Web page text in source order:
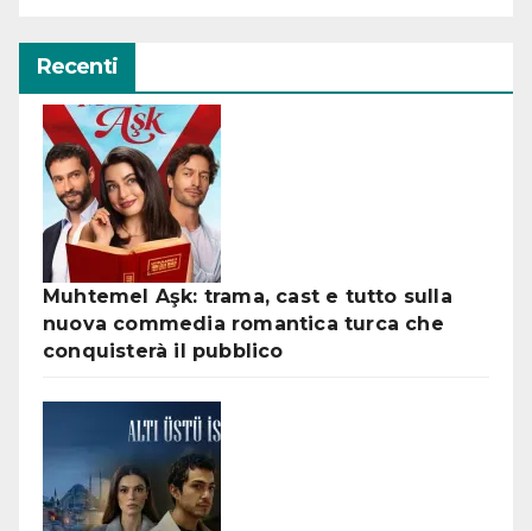
Recenti
Muhtemel Aşk: trama, cast e tutto sulla
nuova commedia romantica turca che
conquisterà il pubblico